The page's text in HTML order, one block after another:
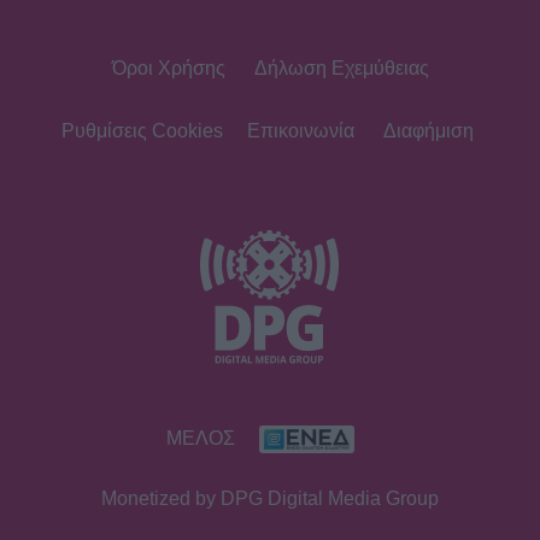
Μοιραράκη
Άννα Πρέλεβιτς: Με τις δίδυμες κόρες
της στο σπίτι - Το όμορφο
ανάρτηση του Κώστα Καραφώτη με
την κόρη και τη σύζυγό του
Όροι Χρήσης Δήλωση Εχεμύθειας
Ρυθμίσεις Cookies Επικοινωνία Διαφήμιση
ΜΕΛΟΣ
Monetized by DPG Digital Media Group